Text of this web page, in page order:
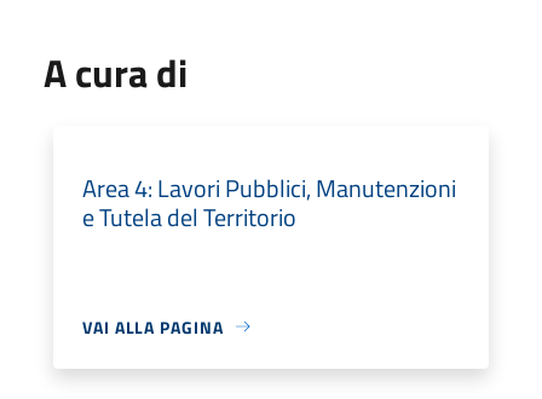
A cura di
Area 4: Lavori Pubblici, Manutenzioni
e Tutela del Territorio
VAI ALLA PAGINA